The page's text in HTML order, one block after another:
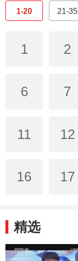
1-20 21-35
1 2
6 7
11 12
16 17
精选